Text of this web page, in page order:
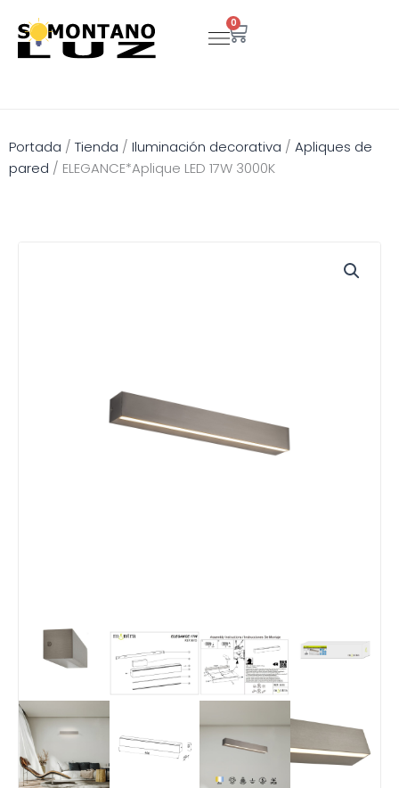
contenido
0
Carrito
Portada / Tienda / Iluminación decorativa / Apliques de
pared / ELEGANCE*Aplique LED 17W 3000K